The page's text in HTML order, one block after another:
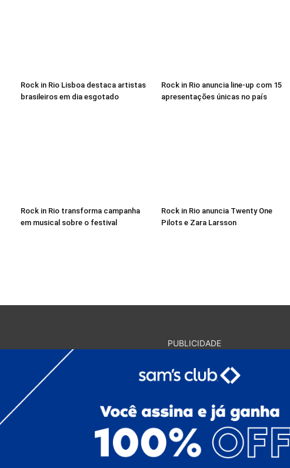
Rock in Rio Lisboa destaca artistas
brasileiros em dia esgotado
Rock in Rio anuncia line-up com 15
apresentações únicas no país
Rock in Rio transforma campanha
em musical sobre o festival
Rock in Rio anuncia Twenty One
Pilots e Zara Larsson
PUBLICIDADE